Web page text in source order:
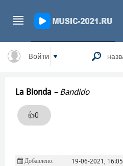
Войти
La Bionda – Bandido
👍0
Добавлено: 19-06-2021, 16:05